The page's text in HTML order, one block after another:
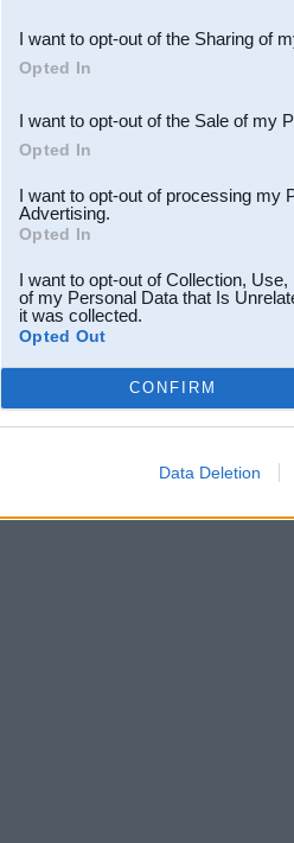
Downstream Participants
third parties.
I want to opt-out of the Sharing of
Opted In
I want to opt-out of the Sale of my
Opted In
I want to opt-out of processing my
Advertising.
Opted In
I want to opt-out of Collection,
of my Personal Data that Is
it was collected.
Opted Out
CONFIRM
Data Deletion